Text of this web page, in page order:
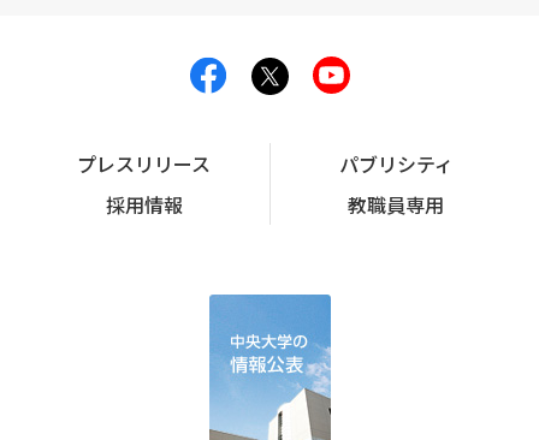
プレスリリース
パブリシティ
採用情報
教職員専用